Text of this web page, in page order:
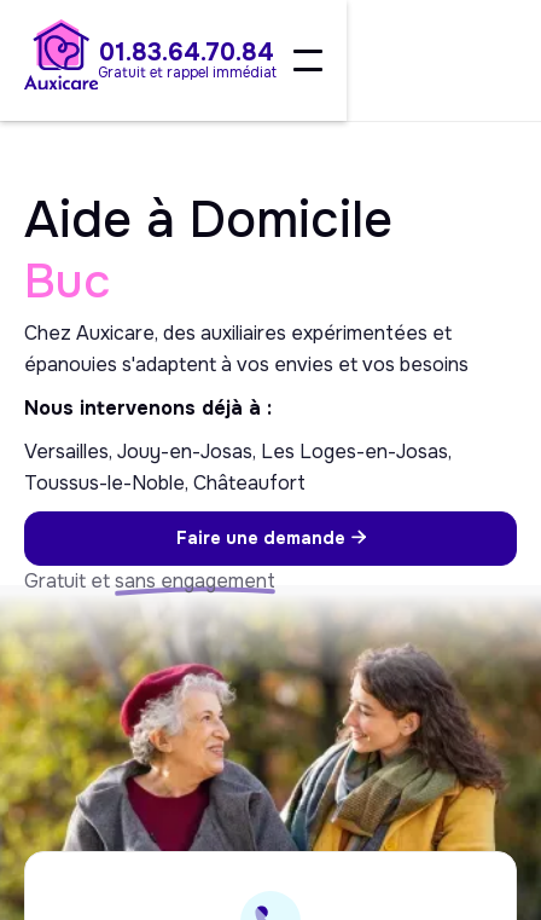
01.83.64.70.84
Gratuit et rappel immédiat
Aide à Domicile
Buc
Chez Auxicare, des auxiliaires expérimentées et
épanouies s'adaptent à vos envies et vos besoins
Nous intervenons déjà à :
Versailles, Jouy-en-Josas, Les Loges-en-Josas,
Toussus-le-Noble, Châteaufort
Faire une demande 
Gratuit etsans engagement